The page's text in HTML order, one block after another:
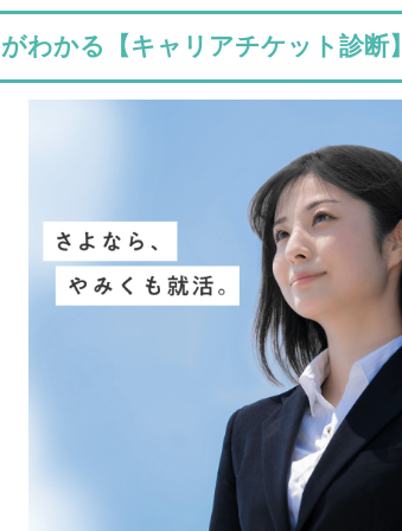
わかる【キャリアチケット診断】